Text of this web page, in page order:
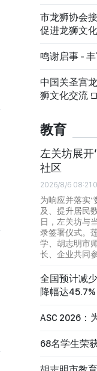
市龙狮协会
促进龙狮文
鸣谢启事 -
中国关圣宫
狮文化交流
教育
左关坊展开
社区
2026/8/6
为响应并落实
及、提升居民
日，左关坊与
录签署仪式。
学、胡志明市
长、企业共同参
全国预计减
降幅达45.7%
ASC 2026：
68名学生荣